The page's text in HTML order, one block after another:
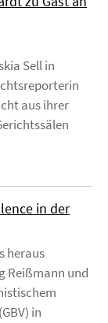
Sell in
aus ihrer
in der
heraus
Reißmann und
in